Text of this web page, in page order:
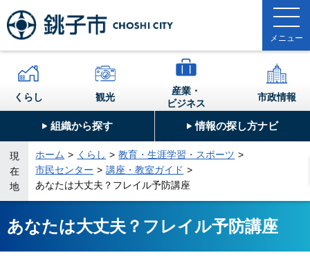
組織から探す 情報の探し方ナビ
くらし 観光
産業・
ビジネス
市政情報
現
在
地
ホーム くらし
教育・生涯学習・スポーツ
市民センター
講座・教室ガイド
あなたは大丈夫？フレイル予防講座
あなたは大丈夫？フレイル予防講座